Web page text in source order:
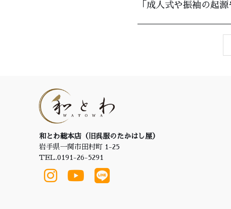
「成人式や振袖の起
和とわ総本店（旧呉服のたかはし屋）
岩手県一関市田村町 1-25
TEL.0191-26-5291